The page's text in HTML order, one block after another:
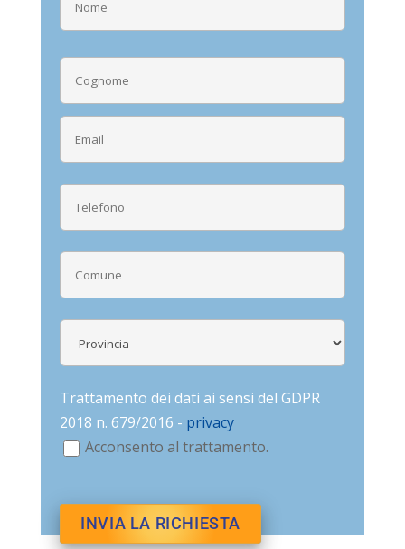
Trattamento dei dati ai sensi del GDPR
2018 n. 679/2016 - privacy
Acconsento al trattamento.